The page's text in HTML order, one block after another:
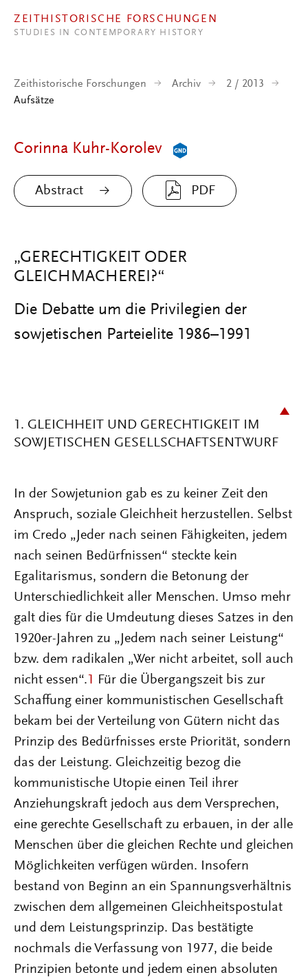
ZEITHISTORISCHE FORSCHUNGEN
STUDIES IN CONTEMPORARY HISTORY
Zeithistorische Forschungen Archiv
2 / 2013
Aufsätze
Corinna Kuhr-Korolev
Abstract PDF
„GERECHTIGKEIT ODER
GLEICHMACHEREI?“
Die Debatte um die Privilegien der
sowjetischen Parteielite 1986–1991
1. GLEICHHEIT UND GERECHTIGKEIT IM
SOWJETISCHEN GESELLSCHAFTSENTWURF
In der Sowjetunion gab es zu keiner Zeit den
Anspruch, soziale Gleichheit herzustellen. Selbst
im Credo „Jeder nach seinen Fähigkeiten, jedem
nach seinen Bedürfnissen“ steckte kein
Egalitarismus, sondern die Betonung der
Unterschiedlichkeit aller Menschen. Umso mehr
galt dies für die Umdeutung dieses Satzes in den
1920er-Jahren zu „Jedem nach seiner Leistung“
bzw. dem radikalen „Wer nicht arbeitet, soll auch
nicht essen“. 1 Für die Übergangszeit bis zur
Schaffung einer kommunistischen Gesellschaft
bekam bei der Verteilung von Gütern nicht das
Prinzip des Bedürfnisses erste Priorität, sondern
das der Leistung. Gleichzeitig bezog die
kommunistische Utopie einen Teil ihrer
Anziehungskraft jedoch aus dem Versprechen,
eine gerechte Gesellschaft zu erbauen, in der alle
Menschen über die gleichen Rechte und gleichen
Möglichkeiten verfügen würden. Insofern
bestand von Beginn an ein Spannungsverhältnis
zwischen dem allgemeinen Gleichheitspostulat
und dem Leistungsprinzip. Das bestätigte
nochmals die Verfassung von 1977, die beide
Prinzipien betonte und jedem einen absoluten